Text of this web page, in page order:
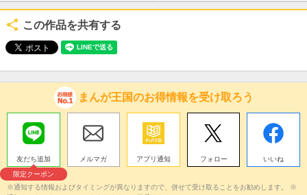
この作品を共有する
まんが王国のお得情報を受け取ろう
友だち追加
限定クーポン
メルマガ アプリ通知 フォロー いいね
※通知する情報およびタイミングが異なりますので、併せて受け取ることをお勧めします。 ※